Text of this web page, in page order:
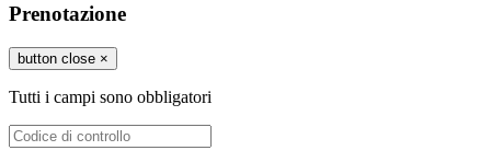
Prenotazione
button close ×
Tutti i campi sono obbligatori